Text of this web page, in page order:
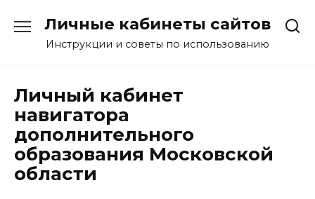
содержанию
Личные кабинеты сайтов
Инструкции и советы по использованию
Личный кабинет
навигатора
дополнительного
образования Московской
области